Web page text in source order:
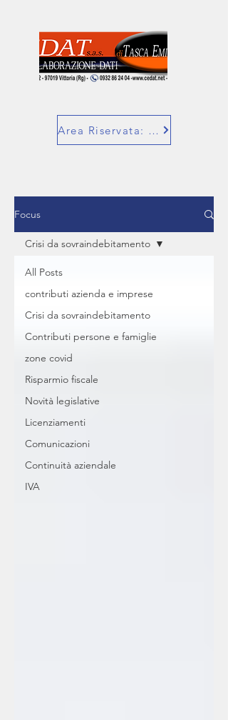
Area Riservata: SuperBill
Focus
All Posts
contributi azienda e imprese
Crisi da sovraindebitamento
Contributi persone e famiglie
zone covid
Risparmio fiscale
Novità legislative
Licenziamenti
Comunicazioni
Continuità aziendale
IVA
Crisi da sovraindebitamento